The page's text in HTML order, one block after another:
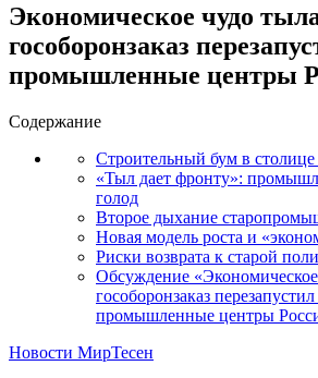
Экономическое чудо
гособоронзаказ
промышленные центры
Содержание
Строительный бум в
«Тыл дает фронту»:
голод
Второе дыхание
Новая модель роста и
Риски возврата к старой
Обсуждение
гособоронзаказ
промышленные центры
Новости МирТесен